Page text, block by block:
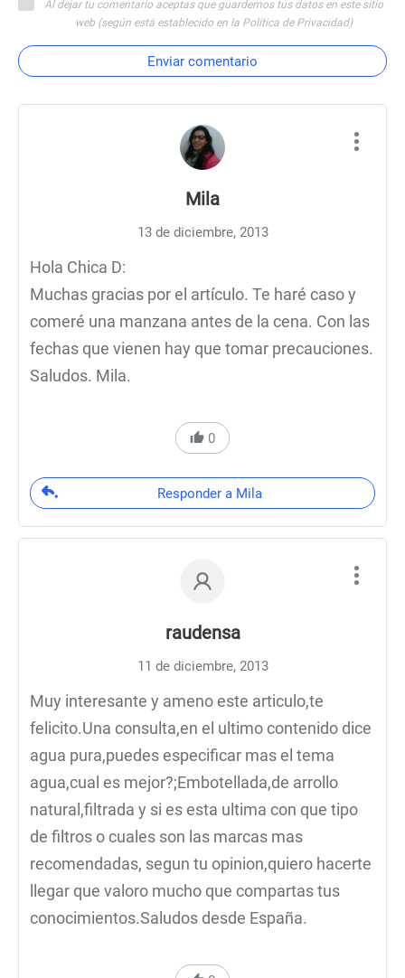
Al dejar tu comentario aceptas que guardemos tus datos en este sitio
web (según está establecido en la Política de Privacidad)
Enviar comentario
Mila
13 de diciembre, 2013
Hola Chica D:
Muchas gracias por el artículo. Te haré caso y
comeré una manzana antes de la cena. Con las
fechas que vienen hay que tomar precauciones.
Saludos. Mila.
0
Responder a Mila
raudensa
11 de diciembre, 2013
Muy interesante y ameno este articulo,te
felicito.Una consulta,en el ultimo contenido dice
agua pura,puedes especificar mas el tema
agua,cual es mejor?;Embotellada,de arrollo
natural,filtrada y si es esta ultima con que tipo
de filtros o cuales son las marcas mas
recomendadas, segun tu opinion,quiero hacerte
llegar que valoro mucho que compartas tus
conocimientos.Saludos desde España.